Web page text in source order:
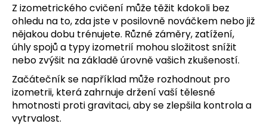
Z izometrického cvičení může těžit kdokoli bez
ohledu na to, zda jste v posilovně nováčkem nebo již
nějakou dobu trénujete. Různé záměry, zatížení,
úhly spojů a typy izometrií mohou složitost snížit
nebo zvýšit na základě úrovně vašich zkušeností.
Začátečník se například může rozhodnout pro
izometrii, která zahrnuje držení vaší tělesné
hmotnosti proti gravitaci, aby se zlepšila kontrola a
vytrvalost.